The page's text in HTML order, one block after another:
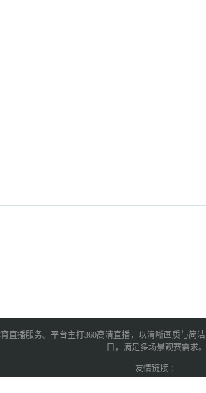
直播服务。平台主打360高清直播，以清晰画质与
口，满足多场景观赛需求。
友情链接 ：